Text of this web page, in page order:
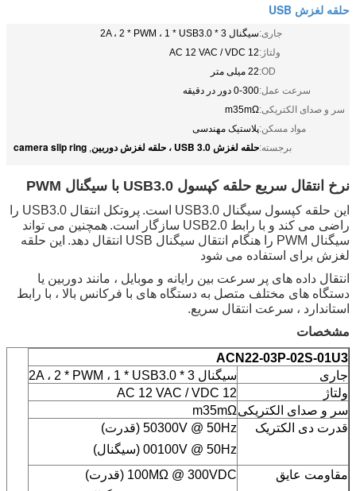
حلقه لغزش USB
جاری:سیگنال 3 * 2A ، 2 * PWM ، 1 * USB3.0
ولتاژ:12 AC 12 VAC / VDC
OD: 22 میلی متر
سرعت عمل:0-300 دور در دقیقه
سر و صدای الکتریکی:m35mΩ
مواد مسکن:پلاستیک مهندسی
برجسته:حلقه لغزش USB 3.0 ، حلقه لغزش دوربین ,
camera slip ring
نرخ انتقال سریع حلقه کپسول USB3.0 با سیگنال PWM
این حلقه کپسول سیگنال USB3.0 است.
پروتکل انتقال USB3.0 را
راضی می کند و با رابط USB2.0 سازگار است.
همچنین می تواند
سیگنال PWM را هنگام انتقال سیگنال USB انتقال دهد.
این حلقه
لغزش برای استفاده می شود
انتقال داده های پر سرعت بین رایانه و موبایل ، مانند دوربین یا
دستگاه های مختلف متصل به دستگاه های با فرکانس بالا ، با رابط
استاندارد ، سرعت انتقال سریع.
مشخصات
ACN22-03P-02S-01U3
جاری
سیگنال 3 * 2A ، 2 * PWM ، 1 * USB3.0
ولتاژ
12 AC 12 VAC / VDC
سر و صدای الکتریکیm35mΩ
قدرت دی الکتریک
50300V @ 50Hz (قدرت)
00100V @ 50Hz (سیگنال)
مقاومت عایق
100MΩ @ 300VDC (قدرت)